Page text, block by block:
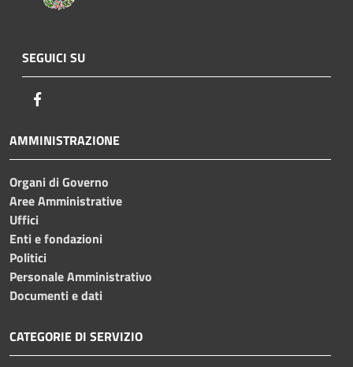
SEGUICI SU
AMMINISTRAZIONE
Organi di Governo
Aree Amministrative
Uffici
Enti e fondazioni
Politici
Personale Amministrativo
Documenti e dati
CATEGORIE DI SERVIZIO